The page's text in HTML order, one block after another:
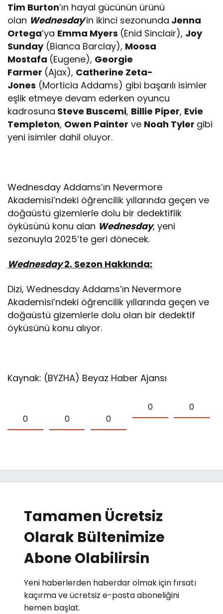
Tim Burton’ın hayal gücünün ürünü
olan Wednesday’in ikinci sezonunda Jenna
Ortega’ya Emma Myers (Enid Sinclair), Joy
Sunday(Bianca Barclay), Moosa
Mostafa (Eugene), Georgie
Farmer (Ajax), Catherine Zeta-
Jones (Morticia Addams) gibi başarılı isimler
eşlik etmeye devam ederken oyuncu
kadrosuna Steve Buscemi, Billie Piper, Evie
Templeton, Owen Painter ve Noah Tyler gibi
yeni isimler dahil oluyor.
Wednesday Addams’ın Nevermore
Akademisi’ndeki öğrencilik yıllarında geçen ve
doğaüstü gizemlerle dolu bir dedektiflik
öyküsünü konu alan Wednesday, yeni
sezonuyla 2025’te geri dönecek.
Wednesday2. Sezon Hakkında:
Dizi, Wednesday Addams’ın Nevermore
Akademisi’ndeki öğrencilik yıllarında geçen ve
doğaüstü gizemlerle dolu olan bir dedektif
öyküsünü konu alıyor.
Kaynak: (BYZHA) Beyaz Haber Ajansı
0 0 0
0 0
Tamamen Ücretsiz
Olarak Bültenimize
Abone Olabilirsin
Yeni haberlerden haberdar olmak için fırsatı
kaçırma ve ücretsiz e-posta aboneliğini
hemen başlat.